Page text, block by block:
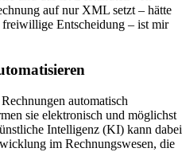
auf nur XML setzt – hätte
freiwillige Entscheidung – ist mir
automatisch
sie elektronisch und möglichst
Intelligenz (KI) kann dabei
im Rechnungswesen, die